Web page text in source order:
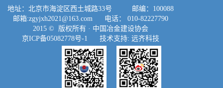
地址：北京市海淀区西土城路33号 邮编：100088
邮箱:zgyjxh2021@163.com 电话： 010-82227790
2015 © 版权所有 · 中国冶金建设协会
京ICP备05082778号-1 技术支持: 远齐科技